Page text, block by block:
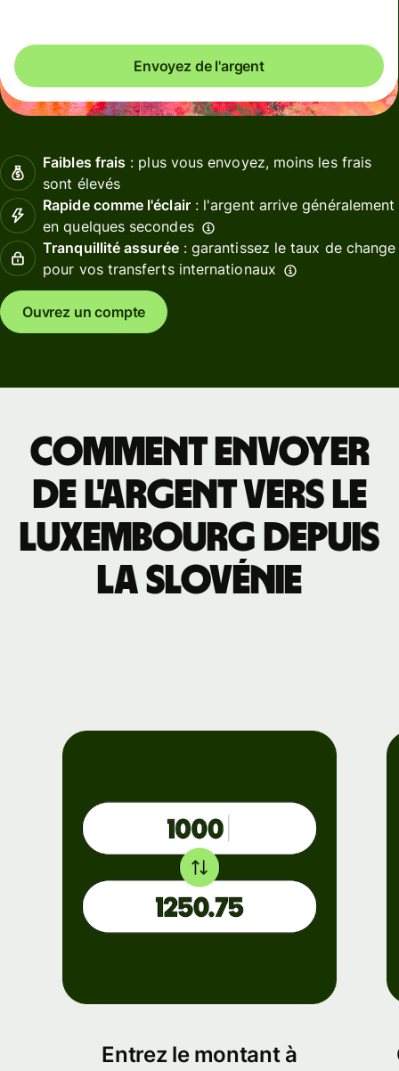
Envoyez de l'argent
Faibles frais : plus vous envoyez, moins les frais
sont élevés
Rapide comme l'éclair: l'argent arrive généralement
en quelques secondes
Tranquillité assurée: garantissez le taux de change
pour vos transferts internationaux
Ouvrez un compte
Comment envoyer
de l'argent vers le
Luxembourg depuis
la Slovénie
Entrez le montant à